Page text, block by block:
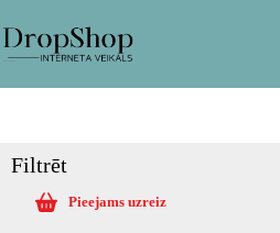
Filtrēt
Pieejams uzreiz